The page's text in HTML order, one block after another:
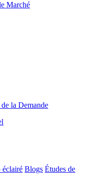
Marché
la Demande
éclairé Blogs Études de